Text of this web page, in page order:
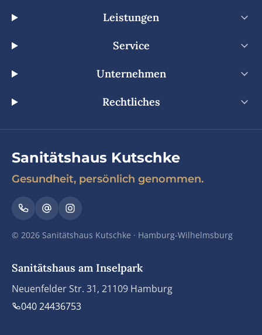
Leistungen
Service
Unternehmen
Rechtliches
Sanitätshaus Kutschke
Gesundheit, persönlich genommen.
© 2026 Sanitätshaus Kutschke · Hamburg-Wilhelmsburg
Sanitätshaus am Inselpark
Neuenfelder Str. 31, 21109 Hamburg
040 24436753